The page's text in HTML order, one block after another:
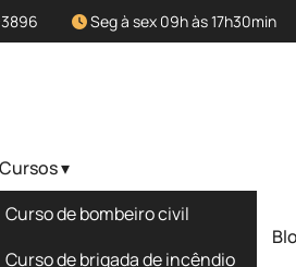
Seg à sex 09h às 17h30min
Cursos ▾
Curso de bombeiro civil
Curso de brigada de incêndio
Jarinu